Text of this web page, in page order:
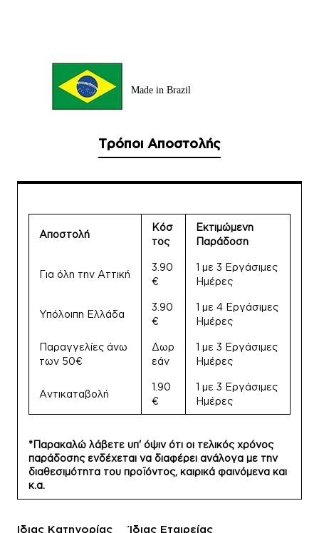
Made in Brazil
Τρόποι Αποστολής
Αποστολή
Κόσ
τος
Εκτιμώμενη
Παράδοση
Για όλη την Αττική
3.90
€
1 με 3 Εργάσιμες
Ημέρες
Υπόλοιπη Ελλάδα
3.90
€
1 με 4 Εργάσιμες
Ημέρες
Παραγγελίες άνω
των 50€
Δωρ
εάν
1 με 3 Εργάσιμες
Ημέρες
Αντικαταβολή
1.90
€
1 με 3 Εργάσιμες
Ημέρες
*Παρακαλώ λάβετε υπ' όψιν ότι οι τελικός χρόνος
παράδοσης ενδέχεται να διαφέρει ανάλογα με την
διαθεσιμότητα του προϊόντος, καιρικά φαινόμενα και
κ.α.
Ίδιας Κατηγορίας Ίδιας Εταιρείας